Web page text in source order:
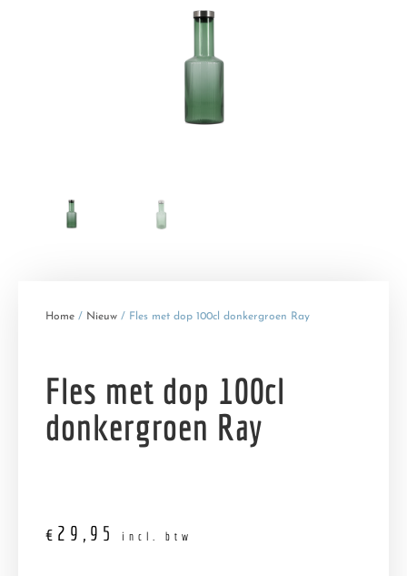
Home / Nieuw / Fles met dop 100cl donkergroen Ray
Fles met dop 100cl
donkergroen Ray
€ 29,95 incl. btw